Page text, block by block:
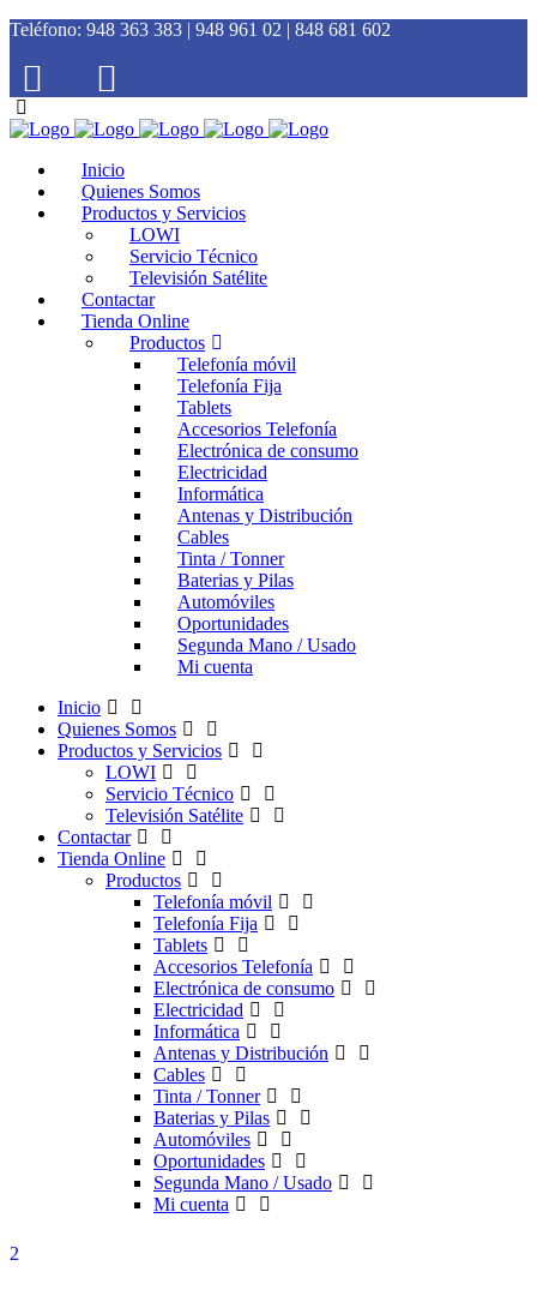
Teléfono: 948 363 383 | 948 961 02 | 848 681 602
Inicio
Quienes Somos
Productos y Servicios
LOWI
Servicio Técnico
Televisión Satélite
Contactar
Tienda Online
Productos
Telefonía móvil
Telefonía Fija
Tablets
Accesorios Telefonía
Electrónica de consumo
Electricidad
Informática
Antenas y Distribución
Cables
Tinta / Tonner
Baterias y Pilas
Automóviles
Oportunidades
Segunda Mano / Usado
Mi cuenta
Inicio
Quienes Somos
Productos y Servicios
LOWI
Servicio Técnico
Televisión Satélite
Contactar
Tienda Online
Productos
Telefonía móvil
Telefonía Fija
Tablets
Accesorios Telefonía
Electrónica de consumo
Electricidad
Informática
Antenas y Distribución
Cables
Tinta / Tonner
Baterias y Pilas
Automóviles
Oportunidades
Segunda Mano / Usado
Mi cuenta